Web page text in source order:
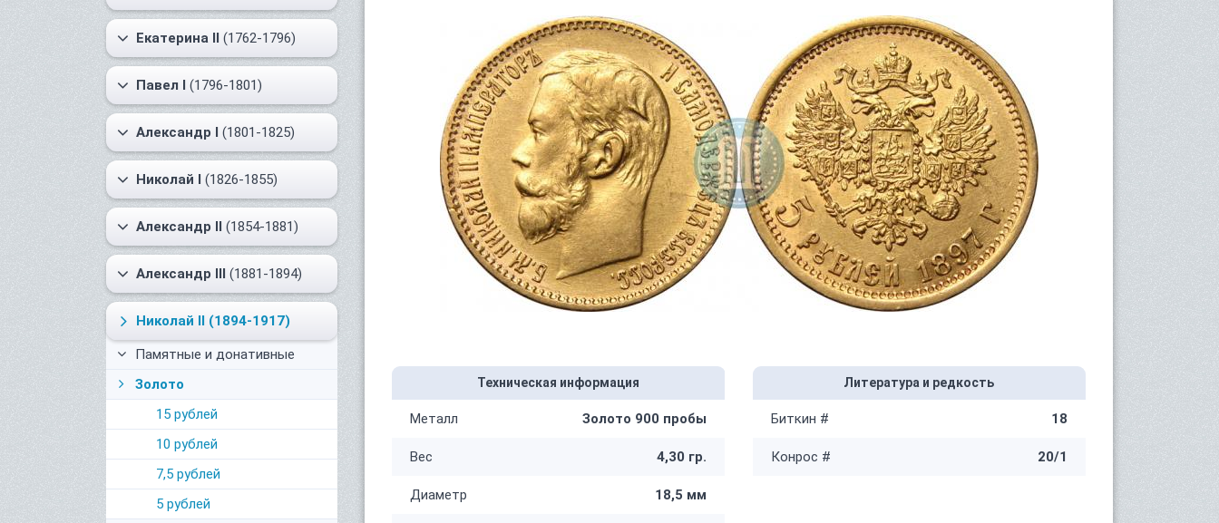
Екатерина II (1762-1796)
Павел I (1796-1801)
Александр I (1801-1825)
Николай I (1826-1855)
Александр II (1854-1881)
Александр III (1881-1894)
Николай II (1894-1917)
Памятные и донативные
Золото
15 рублей
10 рублей
7,5 рублей
5 рублей
Техническая информация
Металл Золото 900 пробы
Вес 4,30 гр.
Диаметр 18,5 мм
Литература и редкость
Биткин # 18
Конрос # 20/1